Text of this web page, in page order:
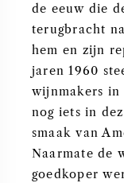
de eeuw die
terugbracht
hem en zijn
jaren 1960
wijnmakers in
nog iets in
smaak van
Naarmate de
goedkoper